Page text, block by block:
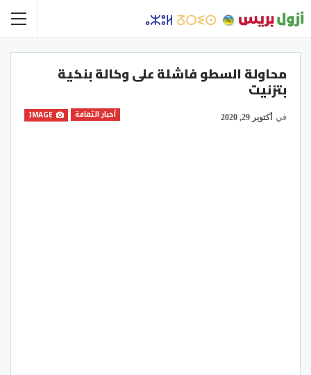
محاولة السطو فاشلة على وكالة بنكية
بتزنيت
أخبار الثقافة في أكتوبر 29, 2020